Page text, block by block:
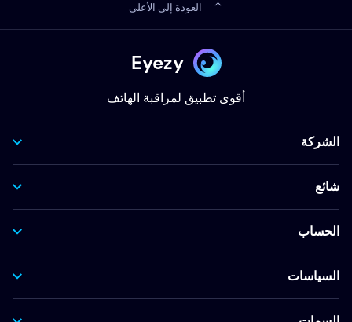
العودة إلى الأعلى
Eyezy
أقوى تطبيق لمراقبة الهاتف
الشركة
شائع
الحساب
السياسات